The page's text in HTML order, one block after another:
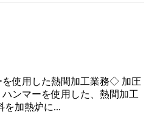
使用した熱間加工業務◇ 加圧
ンマーを使用した、熱間加工
を加熱炉に...